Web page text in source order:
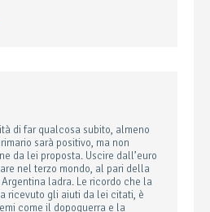
di far qualcosa subito, almeno
sarà positivo, ma non
da lei proposta. Uscire dall’euro
nel terzo mondo, al pari della
ladra. Le ricordo che la
ricevuto gli aiuti da lei citati, è
come il dopoguerra e la